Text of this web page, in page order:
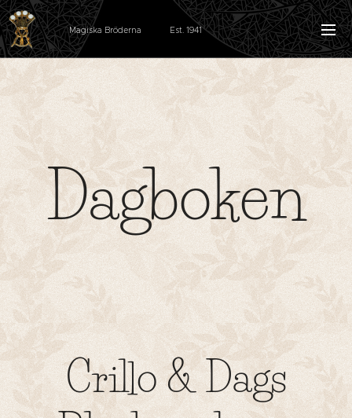
Magiska Bröderna Est. 1941
Dagboken
Crillo & Dags